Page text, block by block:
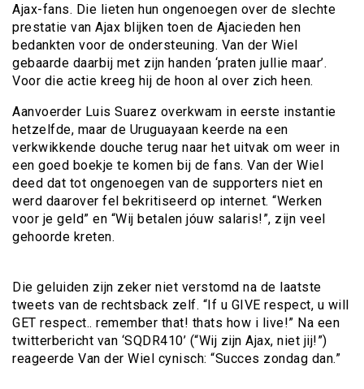
Ajax-fans. Die lieten hun ongenoegen over de slechte
prestatie van Ajax blijken toen de Ajacieden hen
bedankten voor de ondersteuning. Van der Wiel
gebaarde daarbij met zijn handen ‘praten jullie maar’.
Voor die actie kreeg hij de hoon al over zich heen.
Aanvoerder Luis Suarez overkwam in eerste instantie
hetzelfde, maar de Uruguayaan keerde na een
verkwikkende douche terug naar het uitvak om weer in
een goed boekje te komen bij de fans. Van der Wiel
deed dat tot ongenoegen van de supporters niet en
werd daarover fel bekritiseerd op internet. “Werken
voor je geld” en “Wij betalen jóuw salaris!”, zijn veel
gehoorde kreten.
Die geluiden zijn zeker niet verstomd na de laatste
tweets van de rechtsback zelf. “If u GIVE respect, u will
GET respect.. remember that! thats how i live!” Na een
twitterbericht van ‘SQDR410’ (“Wij zijn Ajax, niet jij!”)
reageerde Van der Wiel cynisch: “Succes zondag dan.”